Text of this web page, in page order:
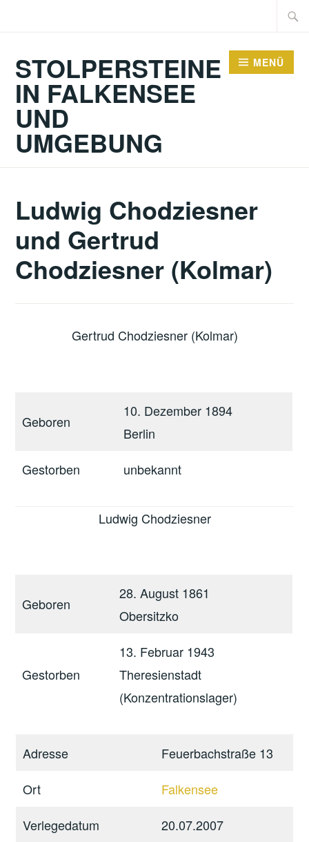
Suche
STOLPERSTEINE
IN FALKENSEE
UND
UMGEBUNG
MENÜ
Ludwig Chodziesner
und Gertrud
Chodziesner (Kolmar)
Gertrud Chodziesner (Kolmar)
Geboren
10. Dezember 1894
Berlin
Gestorben
unbekannt
Ludwig Chodziesner
Geboren
28. August 1861
Obersitzko
Gestorben
13. Februar 1943
Theresienstadt
(Konzentrationslager)
Adresse
Feuerbachstraße 13
Ort
Falkensee
Verlegedatum
20.07.2007